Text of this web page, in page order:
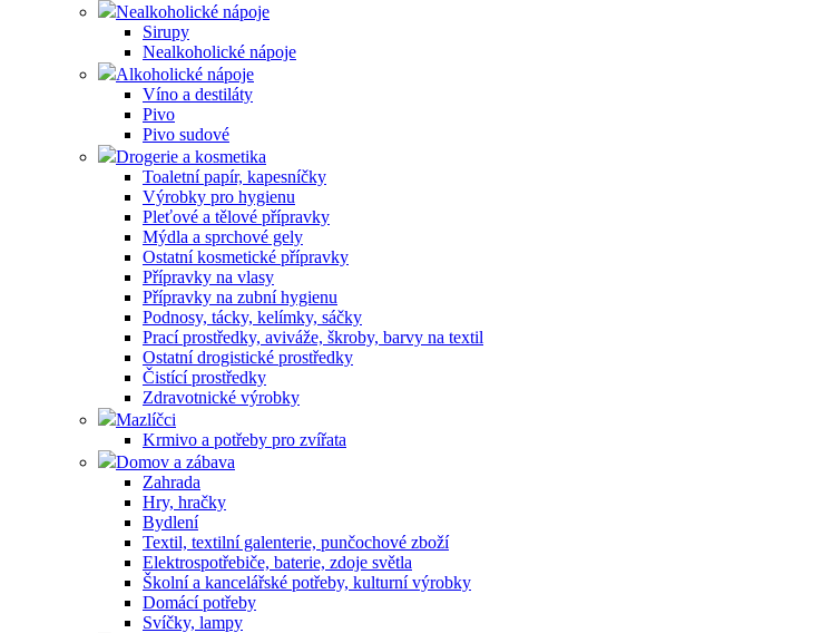
Nealkoholické nápoje
Sirupy
Nealkoholické nápoje
Alkoholické nápoje
Víno a destiláty
Pivo
Pivo sudové
Drogerie a kosmetika
Toaletní papír, kapesníčky
Výrobky pro hygienu
Pleťové a tělové přípravky
Mýdla a sprchové gely
Ostatní kosmetické přípravky
Přípravky na vlasy
Přípravky na zubní hygienu
Podnosy, tácky, kelímky, sáčky
Prací prostředky, aviváže, škroby, barvy na textil
Ostatní drogistické prostředky
Čistící prostředky
Zdravotnické výrobky
Mazlíčci
Krmivo a potřeby pro zvířata
Domov a zábava
Zahrada
Hry, hračky
Bydlení
Textil, textilní galenterie, punčochové zboží
Elektrospotřebiče, baterie, zdoje světla
Školní a kancelářské potřeby, kulturní výrobky
Domácí potřeby
Svíčky, lampy